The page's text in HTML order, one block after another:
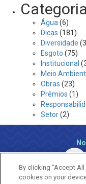
Água (6)
Dicas (181)
Diversidade
Esgoto (75)
Institucional
Meio
Obras (23)
Prêmios (1)
Setor(2)
By clicking “Accept
cookies on your